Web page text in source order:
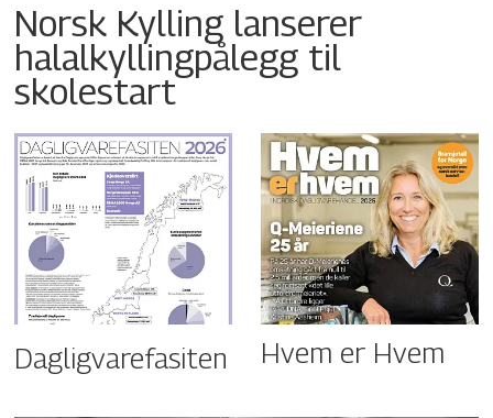
Norsk Kylling lanserer
halalkyllingpålegg til
skolestart
Dagligvarefasiten Hvem er Hvem